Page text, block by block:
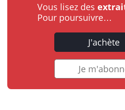
Vous lisez des
Pour poursuivre…
J'achète
Je